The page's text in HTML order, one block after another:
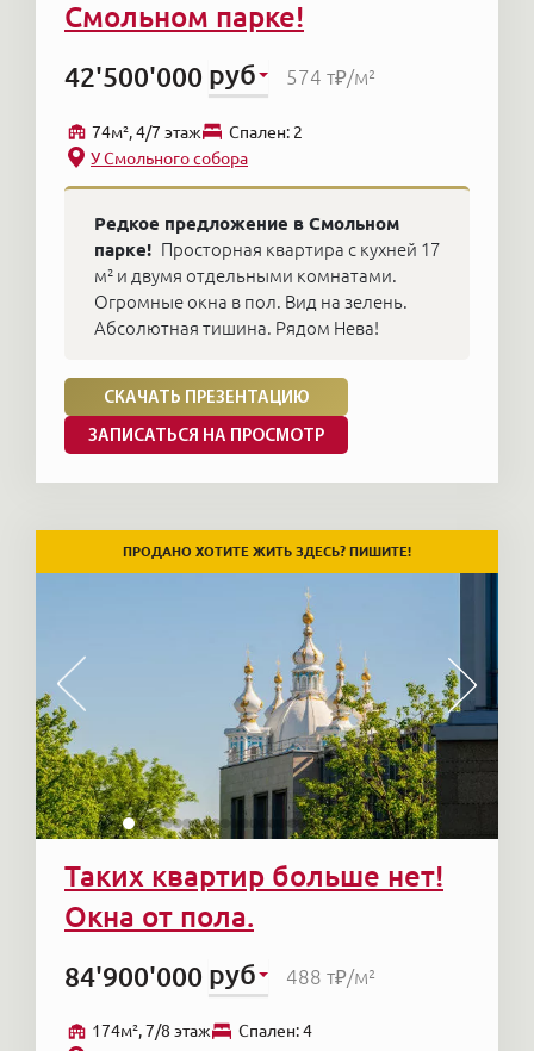
Смольном парке!
42'500'000 руб 574 т₽/м²
74м², 4/7 этаж
Cпален: 2
У Смольного собора
Редкое предложение в Смольном
парке! Просторная квартира с кухней 17
м² и двумя отдельными комнатами.
Огромные окна в пол. Вид на зелень.
Абсолютная тишина. Рядом Нева!
СКАЧАТЬ ПРЕЗЕНТАЦИЮ
ЗАПИСАТЬСЯ НА ПРОСМОТР
ПРОДАНО ХОТИТЕ ЖИТЬ ЗДЕСЬ? ПИШИТЕ!
Таких квартир больше нет!
Окна от пола.
84'900'000 руб 488 т₽/м²
174м², 7/8 этаж
Cпален: 4